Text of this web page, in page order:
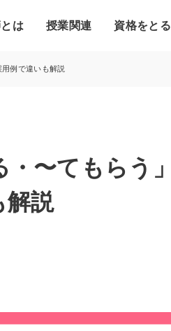
は 授業関連 資格をとる
例で違いも解説
〜てもらう」
解説